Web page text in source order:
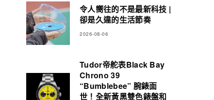
令人嚮往的不是最新科技 |
卻是久違的生活節奏
2026-08-06
Tudor帝舵表Black Bay
Chrono 39
“Bumblebee” 腕錶面
世！全新黃黑雙色錶盤和